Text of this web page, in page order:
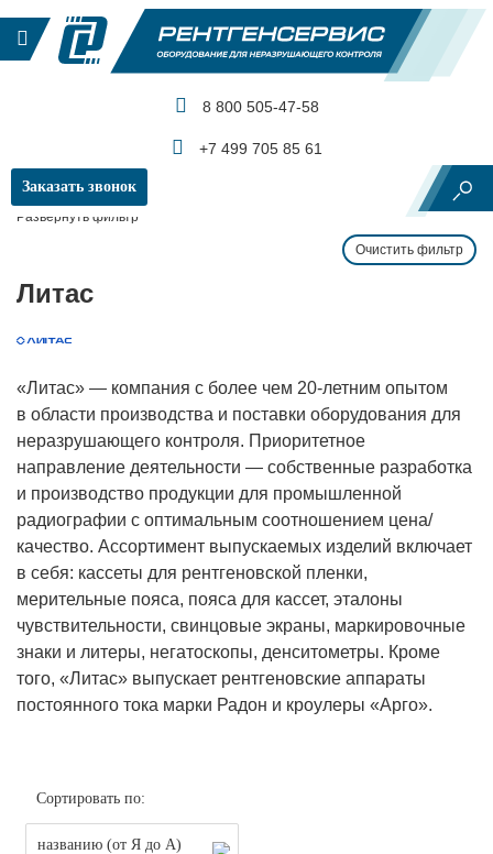
8 800 505-47-58
+7 499 705 85 61
Заказать звонок
Главная Производители и бренды Литас
Развернуть фильтр
Очистить фильтр
Литас
«Литас» — компания с более чем 20-летним опытом
в области производства и поставки оборудования для
неразрушающего контроля. Приоритетное
направление деятельности — собственные разработка
и производство продукции для промышленной
радиографии с оптимальным соотношением цена/
качество. Ассортимент выпускаемых изделий включает
в себя: кассеты для рентгеновской пленки,
мерительные пояса, пояса для кассет, эталоны
чувствительности, свинцовые экраны, маркировочные
знаки и литеры, негатоскопы, денситометры. Кроме
того, «Литас» выпускает рентгеновские аппараты
постоянного тока марки Радон и кроулеры «Арго».
Сортировать по:
названию (от Я до А)